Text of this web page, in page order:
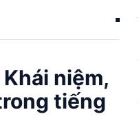
niệm,
tiếng